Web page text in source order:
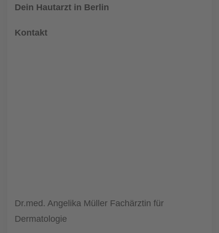
Dein Hautarzt in Berlin
Kontakt
Dr.med. Angelika Müller Fachärztin für
Dermatologie